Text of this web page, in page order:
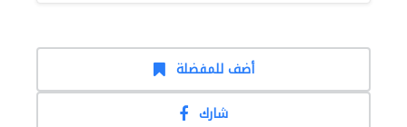
أضف للمفضلة
شارك